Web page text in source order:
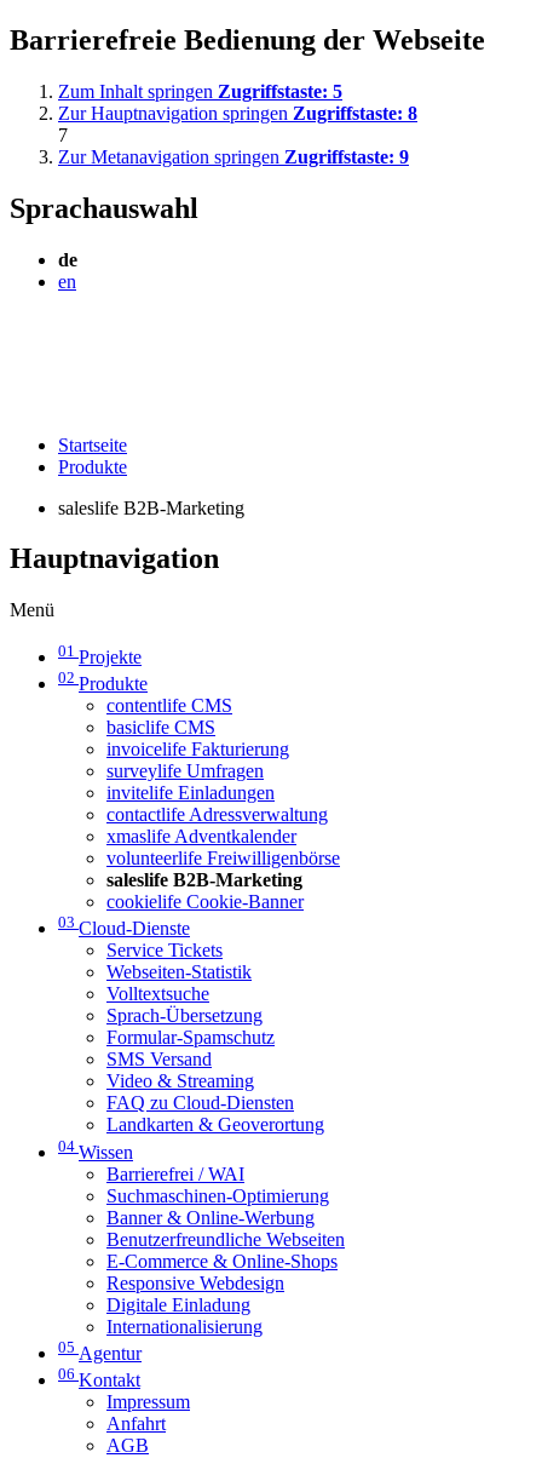
Barrierefreie Bedienung der Webseite
Zum Inhalt springen Zugriffstaste: 5
Zur Hauptnavigation springen Zugriffstaste: 8
7
Zur Metanavigation springen Zugriffstaste: 9
Sprachauswahl
de
en
Startseite
Produkte
saleslife B2B-Marketing
Hauptnavigation
Menü
01 Projekte
02 Produkte
contentlife CMS
basiclife CMS
invoicelife Fakturierung
surveylife Umfragen
invitelife Einladungen
contactlife Adressverwaltung
xmaslife Adventkalender
volunteerlife Freiwilligenbörse
saleslife B2B-Marketing
cookielife Cookie-Banner
03 Cloud-Dienste
Service Tickets
Webseiten-Statistik
Volltextsuche
Sprach-Übersetzung
Formular-Spamschutz
SMS Versand
Video & Streaming
FAQ zu Cloud-Diensten
Landkarten & Geoverortung
04 Wissen
Barrierefrei / WAI
Suchmaschinen-Optimierung
Banner & Online-Werbung
Benutzerfreundliche Webseiten
E-Commerce & Online-Shops
Responsive Webdesign
Digitale Einladung
Internationalisierung
05 Agentur
06 Kontakt
Impressum
Anfahrt
AGB